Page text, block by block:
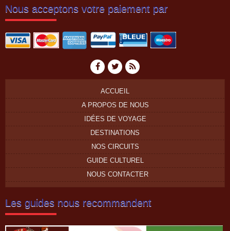
Hoang Su Phi) - Lac...
Nous acceptons votre paiement par
ACCUEIL
A PROPOS DE NOUS
IDÉES DE VOYAGE
DESTINATIONS
NOS CIRCUITS
GUIDE CULTUREL
NOUS CONTACTER
Les guides nous recommandent